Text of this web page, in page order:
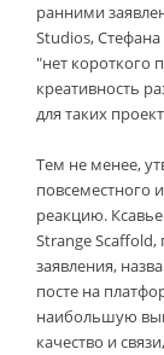
ранними
Studios,
"нет короткого
креативность
для таких
Тем не менее,
повсеместного
реакцию.
Strange
заявления,
посте на
наибольшую
качество и